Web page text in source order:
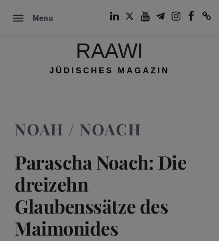
Menu
RAAWI
JÜDISCHES MAGAZIN
NOAH / NOACH
Parascha Noach: Die
dreizehn
Glaubenssätze des
Maimonides